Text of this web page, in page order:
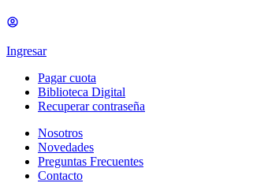
Ingresar
Pagar cuota
Biblioteca Digital
Recuperar contraseña
Nosotros
Novedades
Preguntas Frecuentes
Contacto